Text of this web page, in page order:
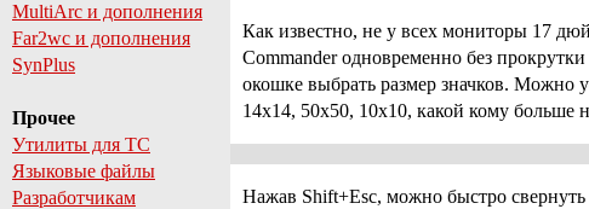
MultiArc и дополнения
Far2wc и дополнения
SynPlus
Прочее
Утилиты для TC
Языковые файлы
Разработчикам
Как известно, не у всех мониторы 17
Commander одновременно без
окошке выбрать размер значков. Можно
14х14, 50х50, 10х10, какой кому больше
Нажав Shift+Esc, можно быстро